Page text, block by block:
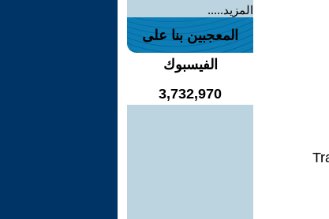
المزيد.....
المعجبين بنا على
الفيسبوك
3,732,970